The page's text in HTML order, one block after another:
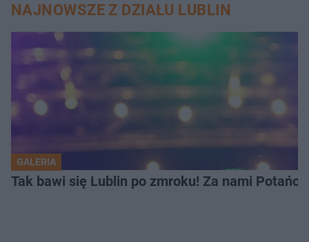
NAJNOWSZE Z DZIAŁU LUBLIN
GALERIA
Tak bawi się Lublin po zmroku! Za nami